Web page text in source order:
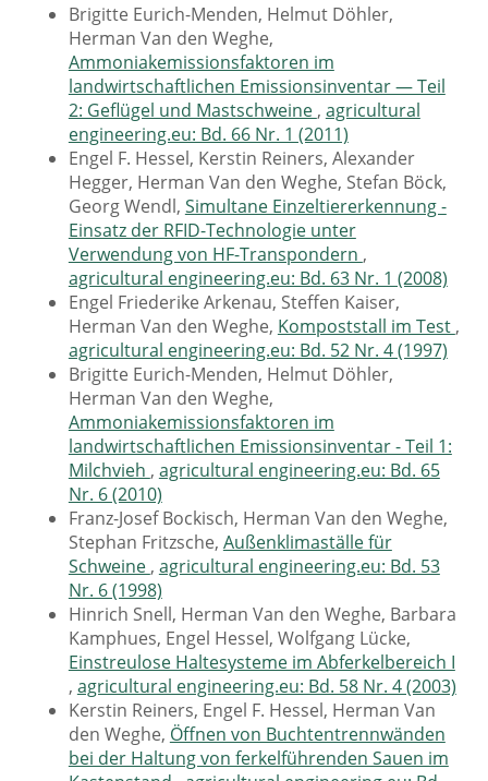
Brigitte Eurich-Menden, Helmut Döhler,
Herman Van den Weghe,
Ammoniakemissionsfaktoren im
landwirtschaftlichen Emissionsinventar — Teil
2: Geflügel und Mastschweine , agricultural
engineering.eu: Bd. 66 Nr. 1 (2011)
Engel F. Hessel, Kerstin Reiners, Alexander
Hegger, Herman Van den Weghe, Stefan Böck,
Georg Wendl, Simultane Einzeltiererkennung -
Einsatz der RFID-Technologie unter
Verwendung von HF-Transpondern ,
agricultural engineering.eu: Bd. 63 Nr. 1 (2008)
Engel Friederike Arkenau, Steffen Kaiser,
Herman Van den Weghe, Kompoststall im Test ,
agricultural engineering.eu: Bd. 52 Nr. 4 (1997)
Brigitte Eurich-Menden, Helmut Döhler,
Herman Van den Weghe,
Ammoniakemissionsfaktoren im
landwirtschaftlichen Emissionsinventar - Teil 1:
Milchvieh , agricultural engineering.eu: Bd. 65
Nr. 6 (2010)
Franz-Josef Bockisch, Herman Van den Weghe,
Stephan Fritzsche, Außenklimaställe für
Schweine , agricultural engineering.eu: Bd. 53
Nr. 6 (1998)
Hinrich Snell, Herman Van den Weghe, Barbara
Kamphues, Engel Hessel, Wolfgang Lücke,
Einstreulose Haltesysteme im Abferkelbereich I
, agricultural engineering.eu: Bd. 58 Nr. 4 (2003)
Kerstin Reiners, Engel F. Hessel, Herman Van
den Weghe, Öffnen von Buchtentrennwänden
bei der Haltung von ferkelführenden Sauen im